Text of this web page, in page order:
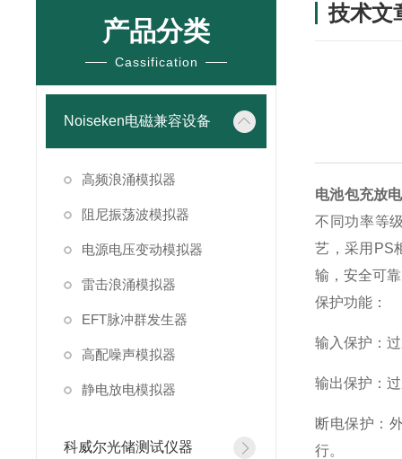
产品分类
Cassification
Noiseken电磁兼容设备
高频浪涌模拟器
阻尼振荡波模拟器
电源电压变动模拟器
雷击浪涌模拟器
EFT脉冲群发生器
高配噪声模拟器
静电放电模拟器
科威尔光储测试仪器
技术文
电池包充放
不同功率等
艺，采用PS
输，安全可
保护功能：
输入保护：
输出保护：
断电保护：
行。